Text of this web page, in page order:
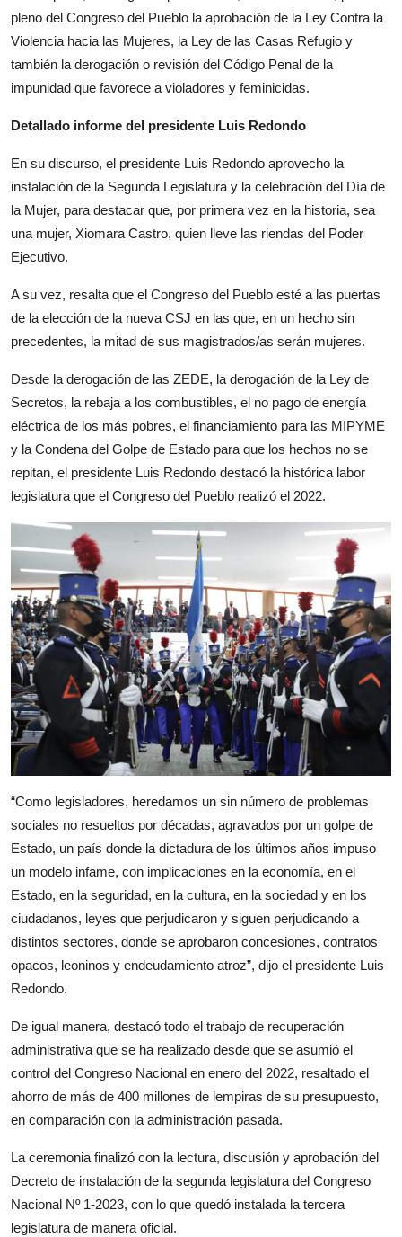
pleno del Congreso del Pueblo la aprobación de la Ley Contra la
Violencia hacia las Mujeres, la Ley de las Casas Refugio y
también la derogación o revisión del Código Penal de la
impunidad que favorece a violadores y feminicidas.
Detallado informe del presidente Luis Redondo
En su discurso, el presidente Luis Redondo aprovecho la
instalación de la Segunda Legislatura y la celebración del Día de
la Mujer, para destacar que, por primera vez en la historia, sea
una mujer, Xiomara Castro, quien lleve las riendas del Poder
Ejecutivo.
A su vez, resalta que el Congreso del Pueblo esté a las puertas
de la elección de la nueva CSJ en las que, en un hecho sin
precedentes, la mitad de sus magistrados/as serán mujeres.
Desde la derogación de las ZEDE, la derogación de la Ley de
Secretos, la rebaja a los combustibles, el no pago de energía
eléctrica de los más pobres, el financiamiento para las MIPYME
y la Condena del Golpe de Estado para que los hechos no se
repitan, el presidente Luis Redondo destacó la histórica labor
legislatura que el Congreso del Pueblo realizó el 2022.
“Como legisladores, heredamos un sin número de problemas
sociales no resueltos por décadas, agravados por un golpe de
Estado, un país donde la dictadura de los últimos años impuso
un modelo infame, con implicaciones en la economía, en el
Estado, en la seguridad, en la cultura, en la sociedad y en los
ciudadanos, leyes que perjudicaron y siguen perjudicando a
distintos sectores, donde se aprobaron concesiones, contratos
opacos, leoninos y endeudamiento atroz”, dijo el presidente Luis
Redondo.
De igual manera, destacó todo el trabajo de recuperación
administrativa que se ha realizado desde que se asumió el
control del Congreso Nacional en enero del 2022, resaltado el
ahorro de más de 400 millones de lempiras de su presupuesto,
en comparación con la administración pasada.
La ceremonia finalizó con la lectura, discusión y aprobación del
Decreto de instalación de la segunda legislatura del Congreso
Nacional Nº 1-2023, con lo que quedó instalada la tercera
legislatura de manera oficial.